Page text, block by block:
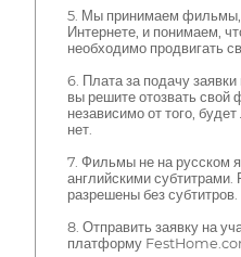
5. Мы принимаем
Интернете, и понимаем,
необходимо продвигать
6. Плата за подачу
вы решите отозвать
независимо от того,
нет.
7. Фильмы не на русском
английскими
разрешены без субтитров.
8. Отправить заявку на
платформу